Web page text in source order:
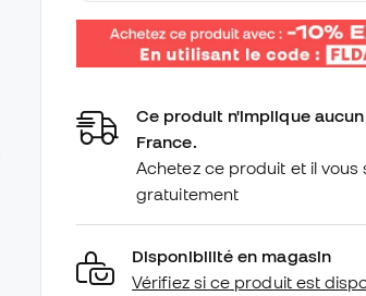
Ce produit n'implique
France.
Achetez ce produit et il vous
gratuitement
Disponibilité en magasin
Vérifiez si ce produit est